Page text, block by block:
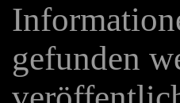
gefunden